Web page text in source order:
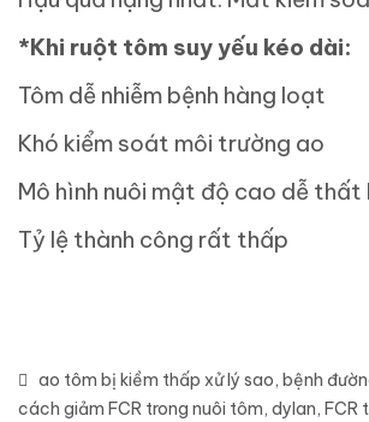
*Khi ruột tôm suy yếu kéo dài:
Tôm dễ nhiễm bệnh hàng loạt
Khó kiểm soát môi trường ao
Mô hình nuôi mật độ cao dễ thất
Tỷ lệ thành công rất thấp
ao tôm bị kiềm thấp xử lý sao, bệnh
cách giảm FCR trong nuôi tôm, dylan, FCR